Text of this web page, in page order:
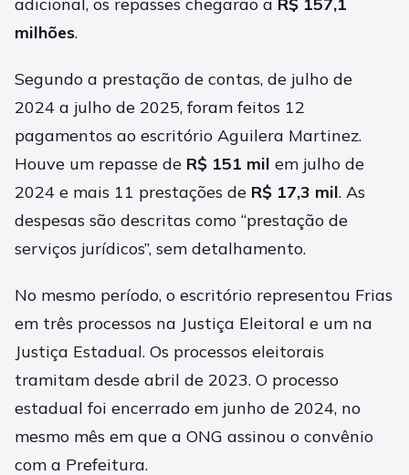
adicional, os repasses chegarão a R$ 157,1
milhões.
Segundo a prestação de contas, de julho de
2024 a julho de 2025, foram feitos 12
pagamentos ao escritório Aguilera Martinez.
Houve um repasse de R$ 151 mil em julho de
2024 e mais 11 prestações de R$ 17,3 mil. As
despesas são descritas como “prestação de
serviços jurídicos”, sem detalhamento.
No mesmo período, o escritório representou Frias
em três processos na Justiça Eleitoral e um na
Justiça Estadual. Os processos eleitorais
tramitam desde abril de 2023. O processo
estadual foi encerrado em junho de 2024, no
mesmo mês em que a ONG assinou o convênio
com a Prefeitura.